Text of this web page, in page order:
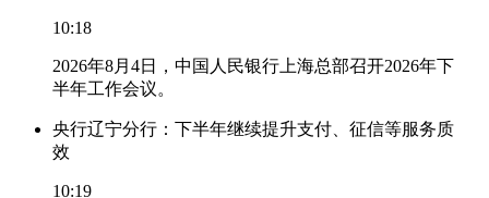
10:18
2026年8月4日，中国人民银行上海总部召开2026年下
半年工作会议。
央行辽宁分行：下半年继续提升支付、征信等服务质
效
10:19